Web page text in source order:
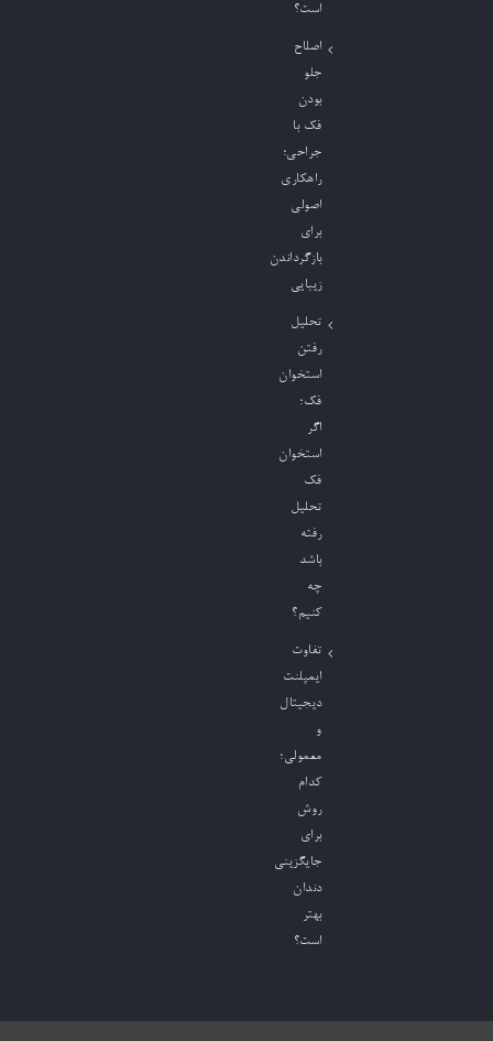
است؟
اصلاح
جلو
بودن
فک با
جراحی؛
راهکاری
اصولی
برای
بازگرداندن
زیبایی
تحلیل
رفتن
استخوان
فک؛
اگر
استخوان
فک
تحلیل
رفته
باشد
چه
کنیم؟
تفاوت
ایمپلنت
دیجیتال
و
معمولی؛
کدام
روش
برای
جایگزینی
دندان
بهتر
است؟